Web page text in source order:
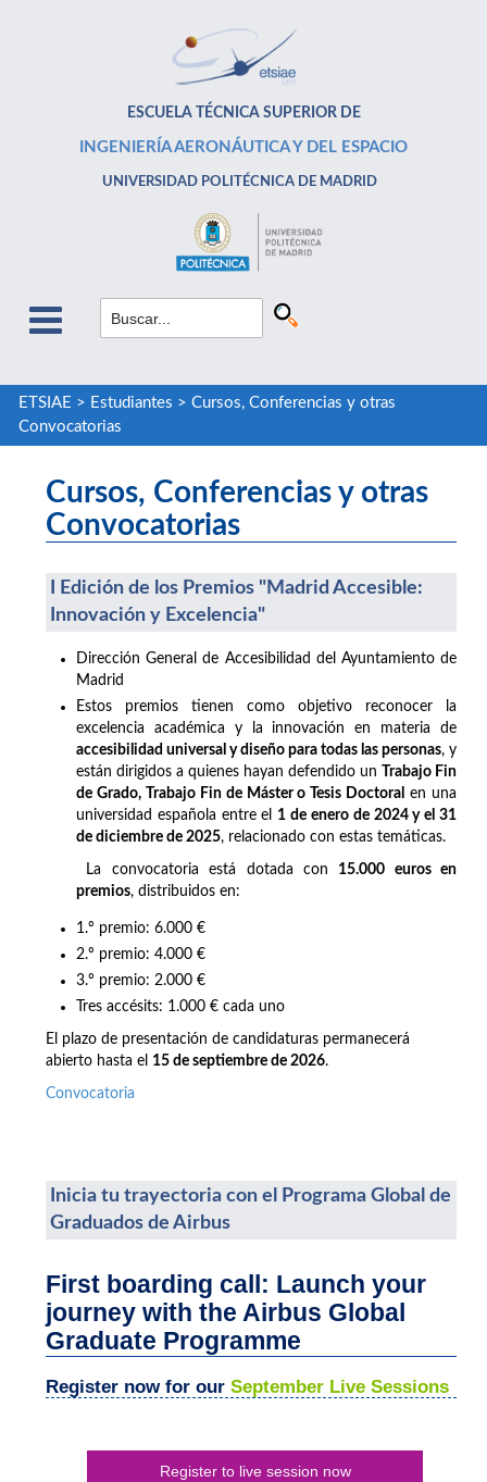
ESCUELA TÉCNICA SUPERIOR DE
INGENIERÍA AERONÁUTICA Y DEL ESPACIO
UNIVERSIDAD POLITÉCNICA DE MADRID
ETSIAE > Estudiantes > Cursos, Conferencias y otras
Convocatorias
Cursos, Conferencias y otras
Convocatorias
I Edición de los Premios "Madrid Accesible:
Innovación y Excelencia"
Dirección General de Accesibilidad del Ayuntamiento de
Madrid
Estos premios tienen como objetivo reconocer la
excelencia académica y la innovación en materia de
accesibilidad universal y diseño para todas las personas, y
están dirigidos a quienes hayan defendido un Trabajo Fin
de Grado, Trabajo Fin de Máster o Tesis Doctoral en una
universidad española entre el 1 de enero de 2024 y el 31
de diciembre de 2025, relacionado con estas temáticas.
La convocatoria está dotada con 15.000 euros en
premios, distribuidos en:
1.º premio: 6.000 €
2.º premio: 4.000 €
3.º premio: 2.000 €
Tres accésits: 1.000 € cada uno
El plazo de presentación de candidaturas permanecerá
abierto hasta el 15 de septiembre de 2026.
Convocatoria
Inicia tu trayectoria con el Programa Global de
Graduados de Airbus
First boarding call: Launch your
journey with the Airbus Global
Graduate Programme
Register now for our September Live Sessions
Register to live session now